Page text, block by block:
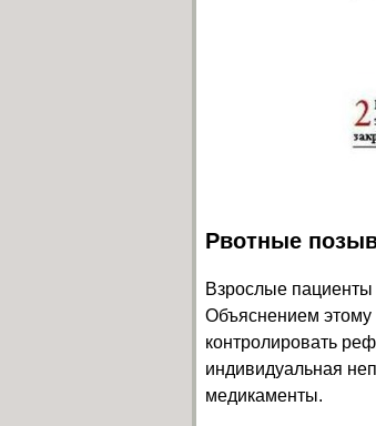
Рвотные
Взрослые
Объяснением этому
контролировать
индивидуальная
медикаменты.